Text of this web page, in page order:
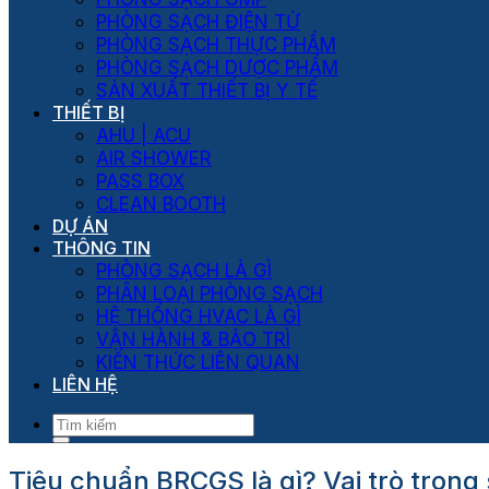
PHÒNG SẠCH ĐIỆN TỬ
PHÒNG SẠCH THỰC PHẨM
PHÒNG SẠCH DƯỢC PHẨM
SẢN XUẤT THIẾT BỊ Y TẾ
THIẾT BỊ
AHU | ACU
AIR SHOWER
PASS BOX
CLEAN BOOTH
DỰ ÁN
THÔNG TIN
PHÒNG SẠCH LÀ GÌ
PHÂN LOẠI PHÒNG SẠCH
HỆ THỐNG HVAC LÀ GÌ
VẬN HÀNH & BẢO TRÌ
KIẾN THỨC LIÊN QUAN
LIÊN HỆ
Tiêu chuẩn BRCGS là gì? Vai trò